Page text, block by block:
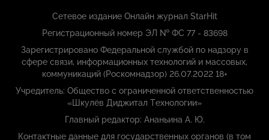
Сетевое издание Онлайн журнал StarHit
Регистрационный номер ЭЛ № ФС 77 - 83698
Зарегистрировано Федеральной службой по надзору в
сфере связи, информационных технологий и массовых,
коммуникаций (Роскомнадзор) 26.07.2022 18+
Учредитель: Общество с ограниченной ответственностью
«Шкулёв Диджитал Технологии»
Главный редактор: Ананьина А. Ю.
Контактные данные для государственных органов (в том